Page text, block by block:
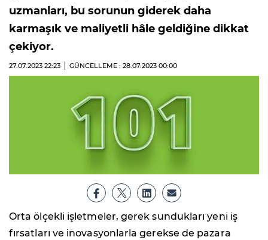
uzmanları, bu sorunun giderek daha
karmaşık ve maliyetli hâle geldiğine dikkat
çekiyor.
27.07.2023 22:23 GÜNCELLEME : 28.07.2023 00:00
Orta ölçekli işletmeler, gerek sundukları yeni iş
fırsatları ve inovasyonlarla gerekse de pazara